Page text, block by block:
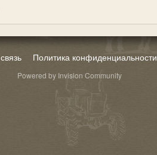
Политика конфиденциальности
Powered by Invision Community